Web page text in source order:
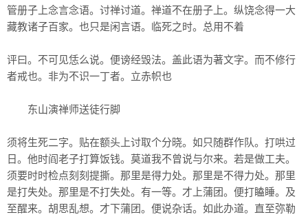
管册子上念言念语。讨禅讨道。禅道不在册子上。纵饶念得一大
藏教诸子百家。也只是闲言语。临死之时。总用不着
评曰。不可见恁么说。便谤经毁法。盖此语为著文字。而不修行
者戒也。非为不识一丁者。立赤帜也
东山演禅师送徒行脚
须将生死二字。贴在额头上讨取个分晓。如只随群作队。打哄过
日。他时阎老子打算饭钱。莫道我不曾说与尔来。若是做工夫。
须要时时检点刻刻提撕。那里是得力处。那里是不得力处。那里
是打失处。那里是不打失处。有一等。才上蒲团。便打瞌睡。及
至醒来。胡思乱想。才下蒲团。便说杂话。如此办道。直至弥勒